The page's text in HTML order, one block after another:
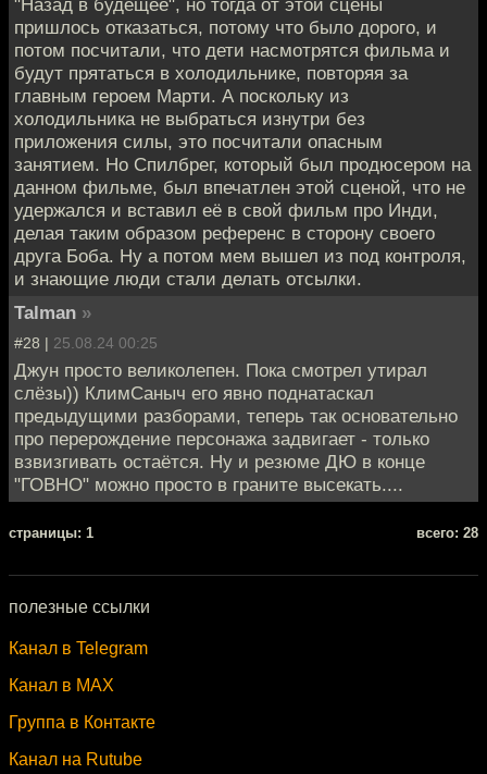
"Назад в будeщее", но тогда от этой сцены
пришлось отказаться, потому что было дорого, и
потом посчитали, что дети насмотрятся фильма и
будут прятаться в холодильнике, повторяя за
главным героем Марти. А поскольку из
холодильника не выбраться изнутри без
приложения силы, это посчитали опасным
занятием. Но Спилбрег, который был продюсером на
данном фильме, был впечатлен этой сценой, что не
удержался и вставил её в свой фильм про Инди,
делая таким образом референс в сторону своего
друга Боба. Ну а потом мем вышел из под контроля,
и знающие люди стали делать отсылки.
Talman »
#28 | 25.08.24 00:25
Джун просто великолепен. Пока смотрел утирал
слёзы)) КлимСаныч его явно поднатаскал
предыдущими разборами, теперь так основательно
про перерождение персонажа задвигает - только
взвизгивать остаётся. Ну и резюме ДЮ в конце
"ГОВНО" можно просто в граните высекать....
cтраницы: 1 всего: 28
полезные ссылки
Канал в Telegram
Канал в MAX
Группа в Контакте
Канал на Rutube